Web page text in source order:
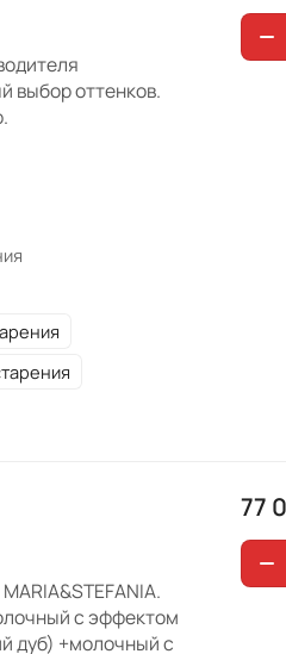
выбор оттенков.
с эффектом
дуб) +молочный с
77